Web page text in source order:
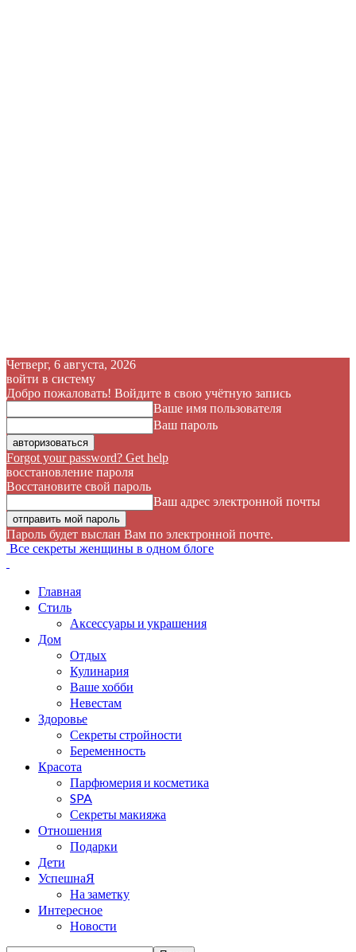
Четверг, 6 августа, 2026
войти в систему
Добро пожаловать! Войдите в свою учётную запись
Ваше имя пользователя
Ваш пароль
Forgot your password? Get help
восстановление пароля
Восстановите свой пароль
Ваш адрес электронной почты
Пароль будет выслан Вам по электронной почте.
Все секреты женщины в одном блоге
Главная
Стиль
Аксессуары и украшения
Дом
Отдых
Кулинария
Ваше хобби
Невестам
Здоровье
Секреты стройности
Беременность
Красота
Парфюмерия и косметика
SPA
Секреты макияжа
Отношения
Подарки
Дети
УспешнаЯ
На заметку
Интересное
Новости